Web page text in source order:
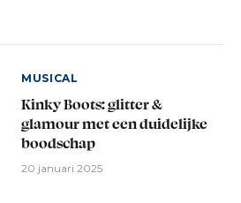
MUSICAL
Kinky Boots: glitter &
glamour met een duidelijke
boodschap
20 januari 2025